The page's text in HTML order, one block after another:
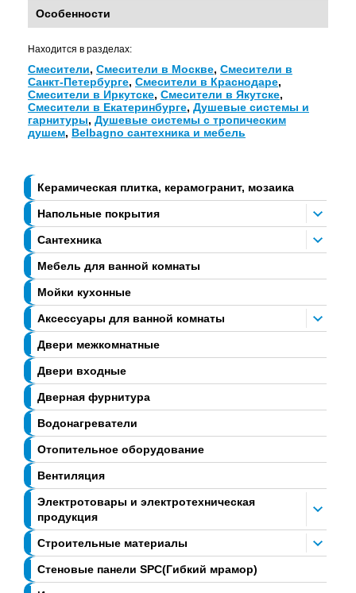
Керамическая плитка, керамогранит, мозаика
Напольные покрытия
Сантехника
Мебель для ванной комнаты
Мойки кухонные
Аксессуары для ванной комнаты
Двери межкомнатные
Двери входные
Дверная фурнитура
Водонагреватели
Отопительное оборудование
Вентиляция
Электротовары и электротехническая
продукция
Строительные материалы
Стеновые панели SPC(Гибкий мрамор)
Особенности
Находится в разделах:
Смесители, Смесители в Москве, Смесители в
Санкт-Петербурге, Смесители в Краснодаре,
Смесители в Иркутске, Смесители в Якутске,
Смесители в Екатеринбурге, Душевые системы и
гарнитуры, Душевые системы с тропическим
душем, Belbagno сантехника и мебель